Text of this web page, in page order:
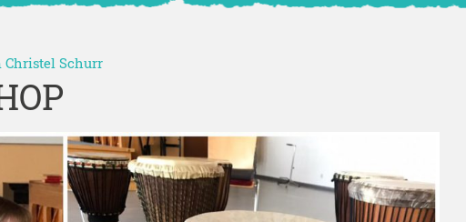
Christel Schurr